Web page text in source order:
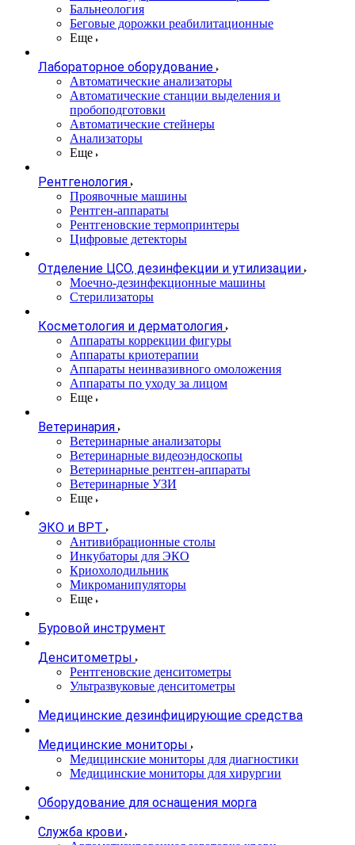
Бальнеология
Беговые дорожки реабилитационные
Еще
Лабораторное оборудование
Автоматические анализаторы
Автоматические станции выделения и
пробоподготовки
Автоматические стейнеры
Анализаторы
Еще
Рентгенология
Проявочные машины
Рентген-аппараты
Рентгеновские термопринтеры
Цифровые детекторы
Отделение ЦСО, дезинфекции и утилизации
Моечно-дезинфекционные машины
Стерилизаторы
Косметология и дерматология
Аппараты коррекции фигуры
Аппараты криотерапии
Аппараты неинвазивного омоложения
Аппараты по уходу за лицом
Еще
Ветеринария
Ветеринарные анализаторы
Ветеринарные видеоэндоскопы
Ветеринарные рентген-аппараты
Ветеринарные УЗИ
Еще
ЭКО и ВРТ
Антивибрационные столы
Инкубаторы для ЭКО
Криохолодильник
Микроманипуляторы
Еще
Буровой инструмент
Денситометры
Рентгеновские денситометры
Ультразвуковые денситометры
Медицинские дезинфицирующие средства
Медицинские мониторы
Медицинские мониторы для диагностики
Медицинские мониторы для хирургии
Оборудование для оснащения морга
Служба крови